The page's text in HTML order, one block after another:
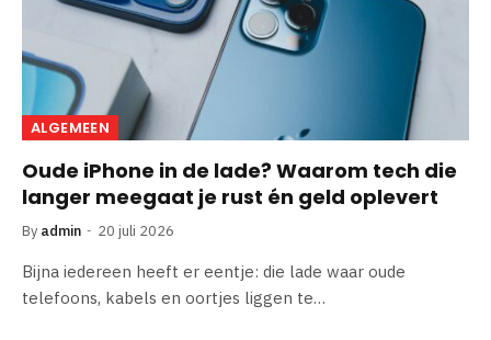
ALGEMEEN
Oude iPhone in de lade? Waarom tech die
langer meegaat je rust én geld oplevert
By admin 20 juli 2026
Bijna iedereen heeft er eentje: die lade waar oude
telefoons, kabels en oortjes liggen te…